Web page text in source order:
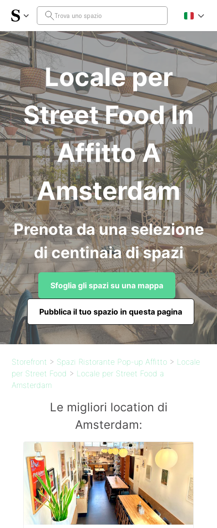
Locale per
Street Food In
Affitto A
Amsterdam
Prenota da una selezione
di centinaia di spazi
Sfoglia gli spazi su una mappa
Pubblica il tuo spazio in questa pagina
Storefront > Spazi Ristorante Pop-up Affitto > Locale
per Street Food > Locale per Street Food a
Amsterdam
Le migliori location di
Amsterdam: